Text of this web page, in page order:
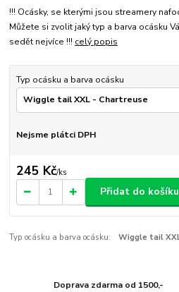
!!! Ocásky, se kterými jsou streamery
Můžete si zvolit jaký typ a barva ocásku
sedět nejvíce !!! celý popis
Typ ocásku a barva ocásku
Nejsme plátci DPH
245 Kč/ks
Přidat do košíku
Typ ocásku a barva ocásku: Wiggle tail
Doprava zdarma od 1500,-